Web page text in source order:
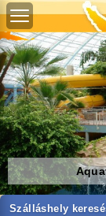
Szálláshely